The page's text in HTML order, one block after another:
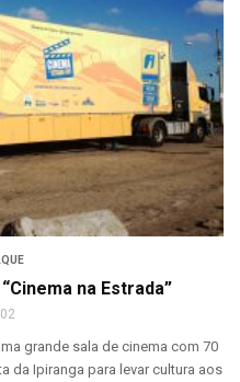
na Estrada”
grande sala de cinema com 70
da Ipiranga para levar cultura aos